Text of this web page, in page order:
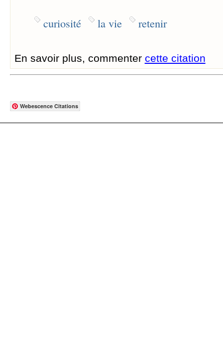
curiosité la vie retenir
En savoir plus, commenter cette citation
Webescence Citations